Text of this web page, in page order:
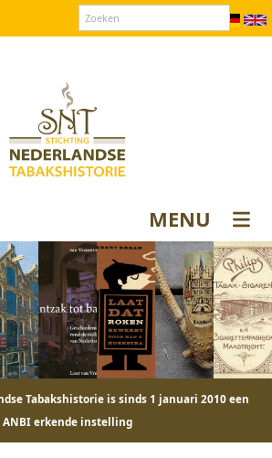
MENU
Tabakshistorie is sinds 1 januari 2010 een
ANBI erkende instelling